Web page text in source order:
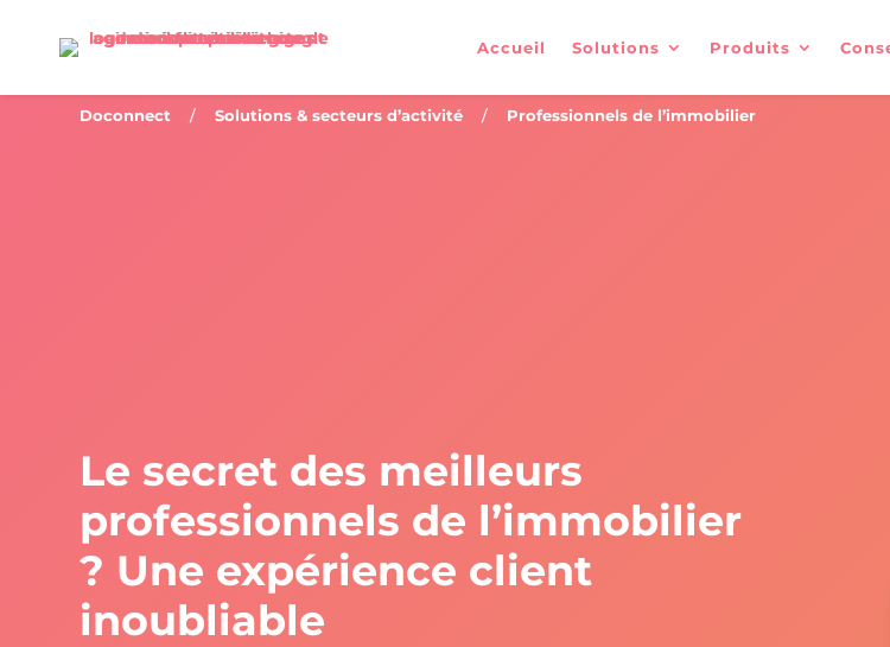
Accueil Solutions Produits
Doconnect /Solutions & secteurs d’activité / Professionnels de l’immobilier
Le secret des meilleurs
professionnels de l’immobilier
? Une expérience client
inoubliable